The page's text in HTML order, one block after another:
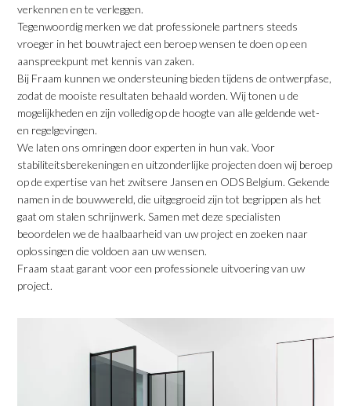
verkennen en te verleggen.
Tegenwoordig merken we dat professionele partners steeds
vroeger in het bouwtraject een beroep wensen te doen op een
aanspreekpunt met kennis van zaken.
Bij Fraam kunnen we ondersteuning bieden tijdens de ontwerpfase,
zodat de mooiste resultaten behaald worden. Wij tonen u de
mogelijkheden en zijn volledig op de hoogte van alle geldende wet-
en regelgevingen.
We laten ons omringen door experten in hun vak. Voor
stabiliteitsberekeningen en uitzonderlijke projecten doen wij beroep
op de expertise van het zwitsere Jansen en ODS Belgium. Gekende
namen in de bouwwereld, die uitgegroeid zijn tot begrippen als het
gaat om stalen schrijnwerk. Samen met deze specialisten
beoordelen we de haalbaarheid van uw project en zoeken naar
oplossingen die voldoen aan uw wensen.
Fraam staat garant voor een professionele uitvoering van uw
project.